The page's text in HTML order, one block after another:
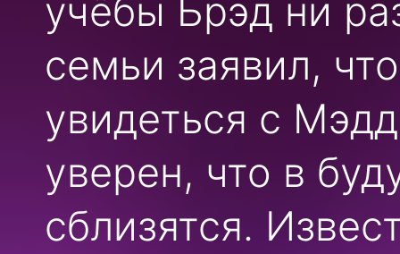
учёбы Брэд ни
семьи заявил,
увидеться с
уверен, что в
сблизятся.